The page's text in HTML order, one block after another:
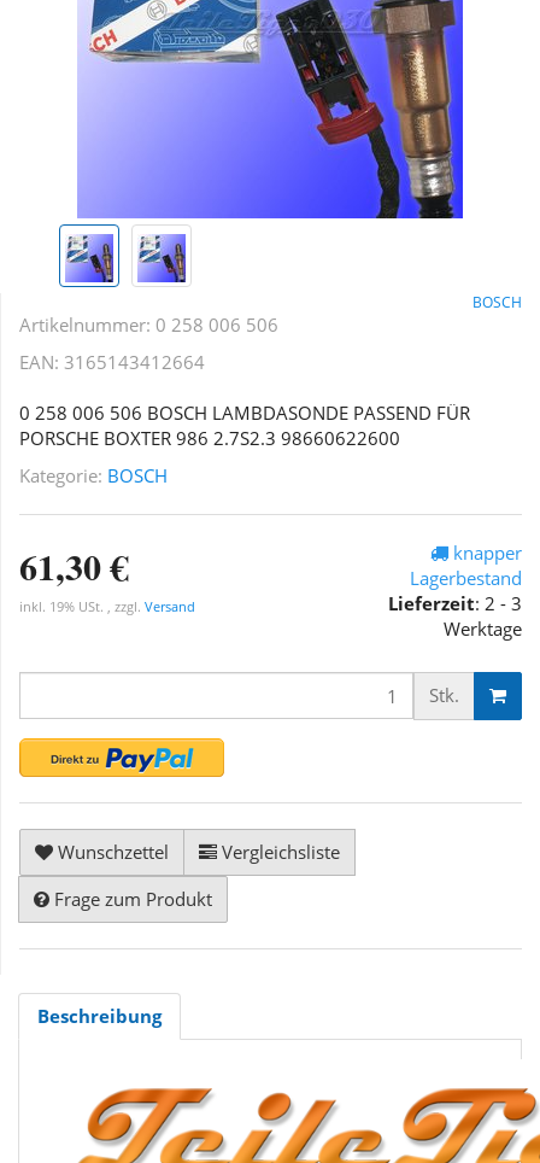
BOSCH
Artikelnummer: 0 258 006 506
EAN: 3165143412664
0 258 006 506 BOSCH LAMBDASONDE PASSEND FÜR
PORSCHE BOXTER 986 2.7S2.3 98660622600
Kategorie: BOSCH
61,30 €
inkl. 19% USt. , zzgl. Versand
knapper
Lagerbestand
Lieferzeit: 2 - 3
Werktage
Stk.
Wunschzettel
Vergleichsliste
Frage zum Produkt
Beschreibung